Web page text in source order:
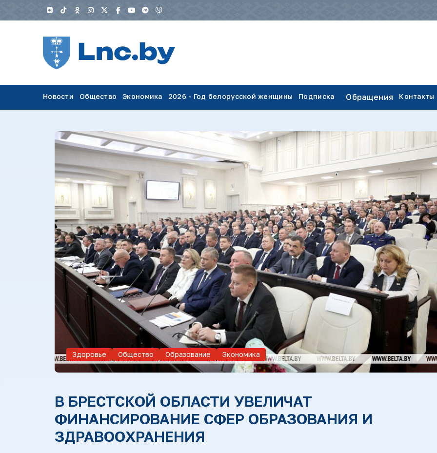
Новости Общество Экономика 2026 - Год белорусской женщины Подписка Обращения Контакты
Здоровье Общество Образование Экономика
В БРЕСТСКОЙ ОБЛАСТИ УВЕЛИЧАТ
ФИНАНСИРОВАНИЕ СФЕР ОБРАЗОВАНИЯ И
ЗДРАВООХРАНЕНИЯ